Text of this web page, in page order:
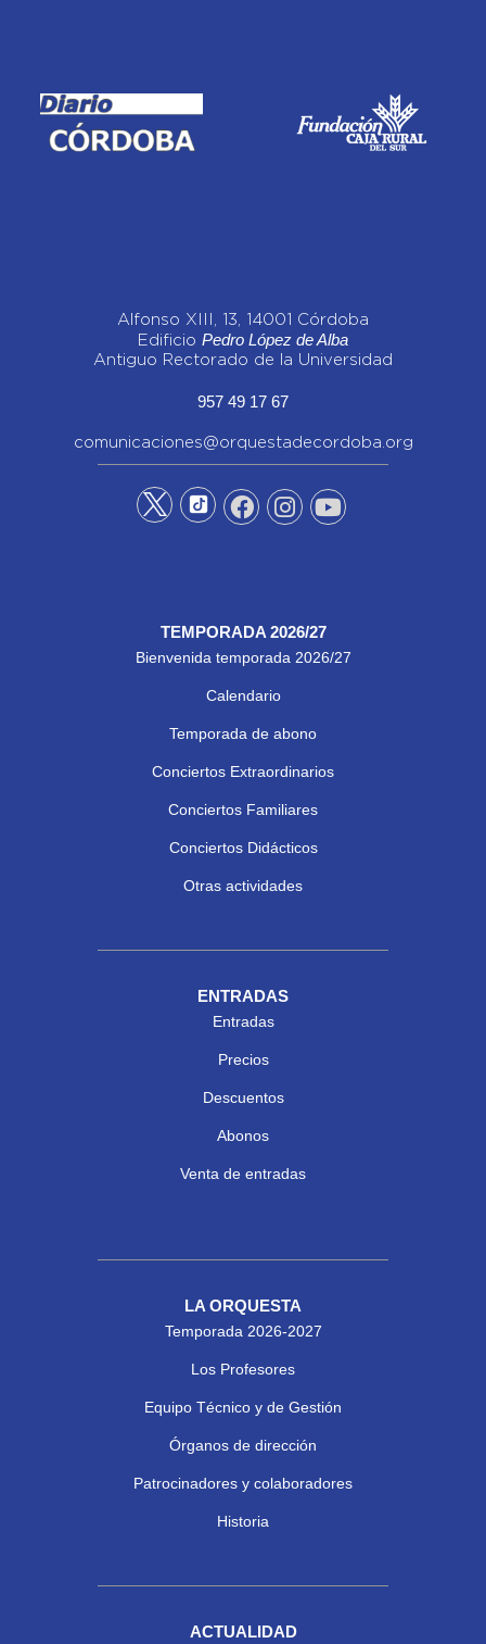
Alfonso XIII, 13, 14001 Córdoba
Edificio Pedro López de Alba
Antiguo Rectorado de la Universidad
957 49 17 67
comunicaciones@orquestadecordoba.org
TEMPORADA 2026/27
Bienvenida temporada 2026/27
Calendario
Temporada de abono
Conciertos Extraordinarios
Conciertos Familiares
Conciertos Didácticos
Otras actividades
ENTRADAS
Entradas
Precios
Descuentos
Abonos
Venta de entradas
LA ORQUESTA
Temporada 2026-2027
Los Profesores
Equipo Técnico y de Gestión
Órganos de dirección
Patrocinadores y colaboradores
Historia
ACTUALIDAD